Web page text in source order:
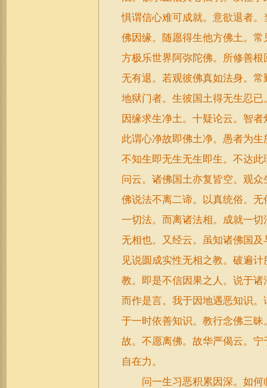
惧谓信心难可成就。意欲退者
佛因缘。随愿得生他方佛土。
方极乐世界阿弥陀佛。所修善
无有退。若观彼佛真如法身。
地狱门者。生彼国土得无生忍
因缘求生净土。十疑论云。智
此谓心净故即佛土净。愚者为
不知生即无生无生即生。不达
问云。诸佛国土亦复皆空。观
佛说法不离二谛。以真统俗。
一切法。而离诸法相。成就一
无相也。又经云。虽知诸佛国
见说圆成实性无相之教。破遍
教。即是不信因果之人。说于
而作是言。我于因地遇恶知识
于一时依善知识。教行念佛三
故。不愿离佛。故华严偈云。
自在力。
问一生习恶积累因深。如何